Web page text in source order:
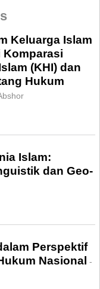
Keluarga Islam
Komparasi
(KHI) dan
Hukum
Islam:
dan Geo-
Perspektif
Nasional -